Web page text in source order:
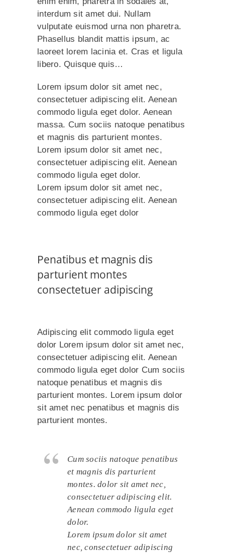
interdum sit amet dui. Nullam
vulputate euismod urna non pharetra.
Phasellus blandit mattis ipsum, ac
laoreet lorem lacinia et. Cras et ligula
libero. Quisque quis…
Lorem ipsum dolor sit amet nec,
consectetuer adipiscing elit. Aenean
commodo ligula eget dolor. Aenean
massa. Cum sociis natoque penatibus
et magnis dis parturient montes.
Lorem ipsum dolor sit amet nec,
consectetuer adipiscing elit. Aenean
commodo ligula eget dolor.
Lorem ipsum dolor sit amet nec,
consectetuer adipiscing elit. Aenean
commodo ligula eget dolor
Penatibus et magnis dis
parturient montes
consectetuer adipiscing
Adipiscing elit commodo ligula eget
dolor Lorem ipsum dolor sit amet nec,
consectetuer adipiscing elit. Aenean
commodo ligula eget dolor Cum sociis
natoque penatibus et magnis dis
parturient montes. Lorem ipsum dolor
sit amet nec penatibus et magnis dis
parturient montes.
Cum sociis natoque penatibus
et magnis dis parturient
montes. dolor sit amet nec,
consectetuer adipiscing elit.
Aenean commodo ligula eget
dolor.
Lorem ipsum dolor sit amet
nec, consectetuer adipiscing